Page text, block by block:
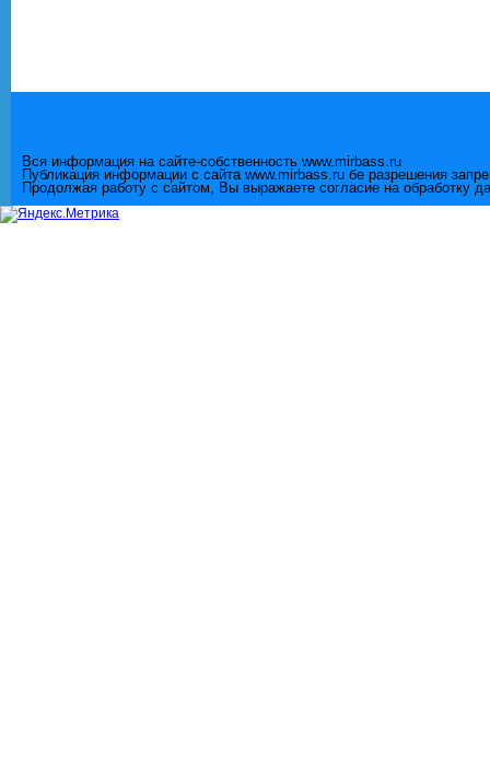
Вся информация на сайте-собственность www.mirbass.ru
Публикация информации с сайта www.mirbass.ru бе разрешения
Продолжая работу с сайтом, Вы выражаете согласие на обработку